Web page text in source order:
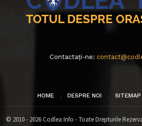
Contactați-ne:
HOME DESPRE NOI SITEMAP
© 2010 - 2026 Codlea Info - Toate Drepturile